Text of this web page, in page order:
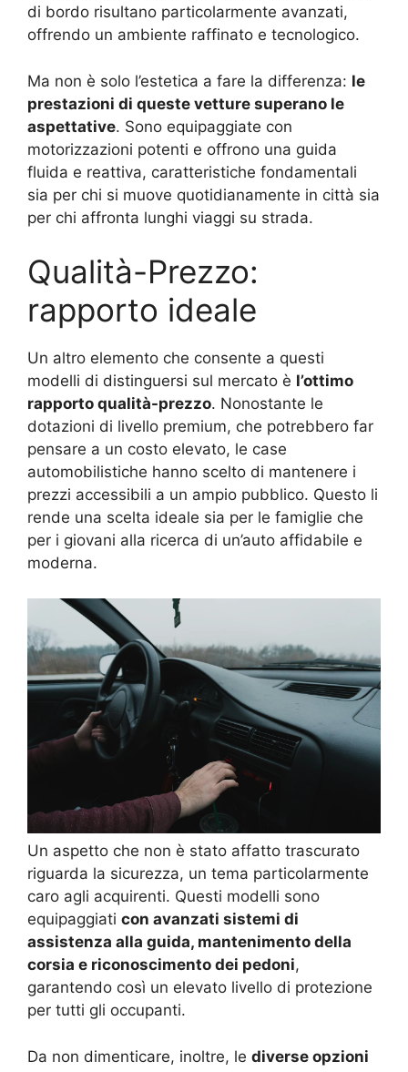
di bordo risultano particolarmente avanzati,
offrendo un ambiente raffinato e tecnologico.
Ma non è solo l’estetica a fare la differenza: le
prestazioni di queste vetture superano le
aspettative. Sono equipaggiate con
motorizzazioni potenti e offrono una guida
fluida e reattiva, caratteristiche fondamentali
sia per chi si muove quotidianamente in città sia
per chi affronta lunghi viaggi su strada.
Qualità-Prezzo:
rapporto ideale
Un altro elemento che consente a questi
modelli di distinguersi sul mercato è l’ottimo
rapporto qualità-prezzo. Nonostante le
dotazioni di livello premium, che potrebbero far
pensare a un costo elevato, le case
automobilistiche hanno scelto di mantenere i
prezzi accessibili a un ampio pubblico. Questo li
rende una scelta ideale sia per le famiglie che
per i giovani alla ricerca di un’auto affidabile e
moderna.
Un aspetto che non è stato affatto trascurato
riguarda la sicurezza, un tema particolarmente
caro agli acquirenti. Questi modelli sono
equipaggiati con avanzati sistemi di
assistenza alla guida, mantenimento della
corsia e riconoscimento dei pedoni,
garantendo così un elevato livello di protezione
per tutti gli occupanti.
Da non dimenticare, inoltre, le diverse opzioni